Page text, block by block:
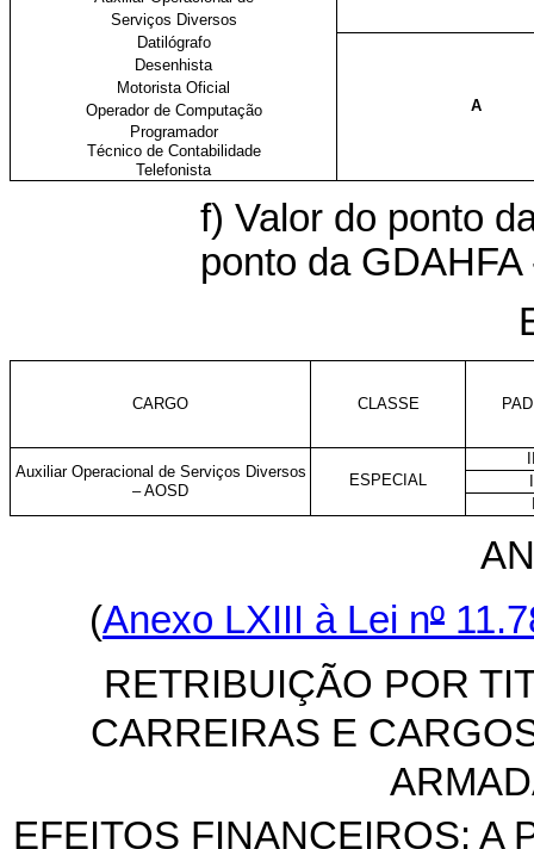
Serviços Diversos
Datilógrafo
A
Desenhista
Motorista Oficial
Operador de Computação
Programador
Técnico de Contabilidade
Telefonista
f) Valor do ponto
ponto da
CARGO CLASSE
Auxiliar Operacional de Serviços Diversos
– AOSD
ESPECIAL
(Anexo LXIII à Lei nº
RETRIBUIÇÃO POR
CARREIRAS E
EFEITOS FINANCEIROS: A